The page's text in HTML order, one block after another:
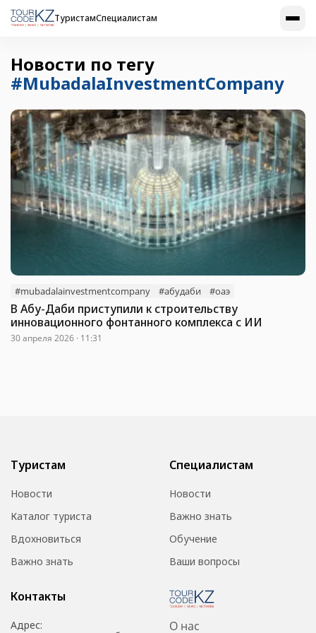
ТуристамСпециалистам
Новости по тегу
#MubadalaInvestmentCompany
#mubadalainvestmentcompany #абудаби #оаэ
В Абу-Даби приступили к строительству
инновационного фонтанного комплекса с ИИ
30 апреля 2026 · 11:31
Туристам
Новости
Каталог туриста
Вдохновиться
Важно знать
Специалистам
Новости
Важно знать
Обучение
Ваши вопросы
Контакты
Адрес:
О нас